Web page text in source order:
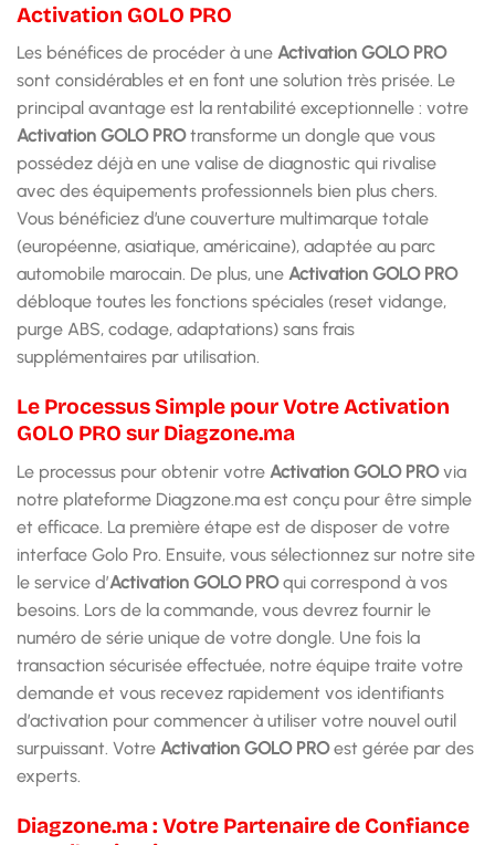
Activation GOLO PRO
Les bénéfices de procéder à une Activation GOLO PRO
sont considérables et en font une solution très prisée. Le
principal avantage est la rentabilité exceptionnelle : votre
Activation GOLO PROtransforme un dongle que vous
possédez déjà en une valise de diagnostic qui rivalise
avec des équipements professionnels bien plus chers.
Vous bénéficiez d’une couverture multimarque totale
(européenne, asiatique, américaine), adaptée au parc
automobile marocain. De plus, une Activation GOLO PRO
débloque toutes les fonctions spéciales (reset vidange,
purge ABS, codage, adaptations) sans frais
supplémentaires par utilisation.
Le Processus Simple pour Votre Activation
GOLO PRO sur Diagzone.ma
Le processus pour obtenir votre Activation GOLO PROvia
notre plateforme Diagzone.ma est conçu pour être simple
et efficace. La première étape est de disposer de votre
interface Golo Pro. Ensuite, vous sélectionnez sur notre site
le service d’Activation GOLO PROqui correspond à vos
besoins. Lors de la commande, vous devrez fournir le
numéro de série unique de votre dongle. Une fois la
transaction sécurisée effectuée, notre équipe traite votre
demande et vous recevez rapidement vos identifiants
d’activation pour commencer à utiliser votre nouvel outil
surpuissant. Votre Activation GOLO PROest gérée par des
experts.
Diagzone.ma : Votre Partenaire de Confiance